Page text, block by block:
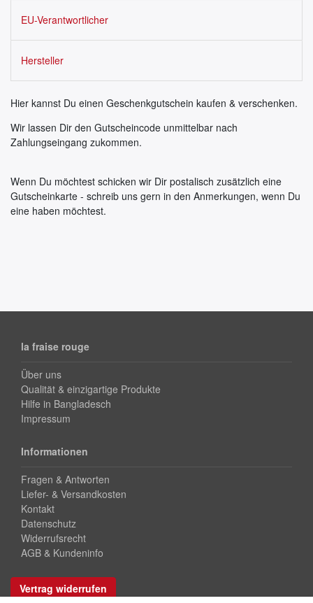
EU-Verantwortlicher
Hersteller
Hier kannst Du einen Geschenkgutschein kaufen & verschenken.
Wir lassen Dir den Gutscheincode unmittelbar nach
Zahlungseingang zukommen.
Wenn Du möchtest schicken wir Dir postalisch zusätzlich eine
Gutscheinkarte - schreib uns gern in den Anmerkungen, wenn Du
eine haben möchtest.
la fraise rouge
Über uns
Qualität & einzigartige Produkte
Hilfe in Bangladesch
Impressum
Informationen
Fragen & Antworten
Liefer- & Versandkosten
Kontakt
Datenschutz
Widerrufsrecht
AGB & Kundeninfo
Vertrag widerrufen